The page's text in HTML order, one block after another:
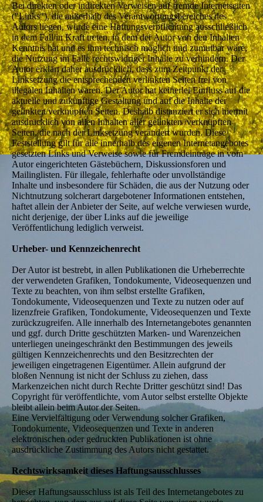
Bei direkten oder indirekten Verweisen auf fremde Internetseiten
("Links"), die außerhalb des Verantwortungsbereiches des
Autors liegen, würde eine Haftungsverpflichtung ausschließlich
in dem Fall in Kraft treten, in dem der Autor von den Inhalten
Kenntnis hat und es ihm technisch möglich und zumutbar wäre,
die Nutzung im Falle rechtswidriger Inhalte zu verhindern. Der
Autor erklärt daher ausdrücklich, dass zum Zeitpunkt der
Linksetzung die entsprechenden verlinkten Seiten frei von
illegalen Inhalten waren. Der Autor hat keinerlei Einfluss auf die
aktuelle und zukünftige Gestaltung und auf die Inhalte der
gelinkten/verknüpften Seiten. Deshalb distanziert er sich hiermit
ausdrücklich von allen Inhalten aller gelinkten /verknüpften
Seiten, die nach der Linksetzung verändert wurden. Diese
Feststellung gilt für alle innerhalb des eigenen Internetangebotes
gesetzten Links und Verweise sowie für Fremdeinträge in vom
Autor eingerichteten Gästebüchern, Diskussionsforen und
Mailinglisten. Für illegale, fehlerhafte oder unvollständige
Inhalte und insbesondere für Schäden, die aus der Nutzung oder
Nichtnutzung solcherart dargebotener Informationen entstehen,
haftet allein der Anbieter der Seite, auf welche verwiesen wurde,
nicht derjenige, der über Links auf die jeweilige
Veröffentlichung lediglich verweist.
Urheber- und Kennzeichenrecht
Der Autor ist bestrebt, in allen Publikationen die Urheberrechte
der verwendeten Grafiken, Tondokumente, Videosequenzen und
Texte zu beachten, von ihm selbst erstellte Grafiken,
Tondokumente, Videosequenzen und Texte zu nutzen oder auf
lizenzfreie Grafiken, Tondokumente, Videosequenzen und Texte
zurückzugreifen. Alle innerhalb des Internetangebotes genannten
und ggf. durch Dritte geschützten Marken- und Warenzeichen
unterliegen uneingeschränkt den Bestimmungen des jeweils
gültigen Kennzeichenrechts und den Besitzrechten der
jeweiligen eingetragenen Eigentümer. Allein aufgrund der
bloßen Nennung ist nicht der Schluss zu ziehen, dass
Markenzeichen nicht durch Rechte Dritter geschützt sind! Das
Copyright für veröffentlichte, vom Autor selbst erstellte Objekte
bleibt allein beim Autor der Seiten.
Eine Vervielfältigung oder Verwendung solcher Grafiken,
Tondokumente, Videosequenzen und Texte in anderen
elektronischen oder gedruckten Publikationen ist ohne
ausdrückliche Zustimmung des Autors nicht gestattet.
Rechtswirksamkeit dieses Haftungsausschlusses
Dieser Haftungsausschluss ist als Teil des Internetangebotes zu